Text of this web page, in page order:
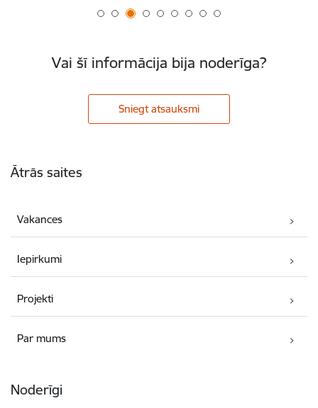
Vai šī informācija bija noderīga?
Sniegt atsauksmi
Ātrās saites
Vakances
Iepirkumi
Projekti
Par mums
Noderīgi